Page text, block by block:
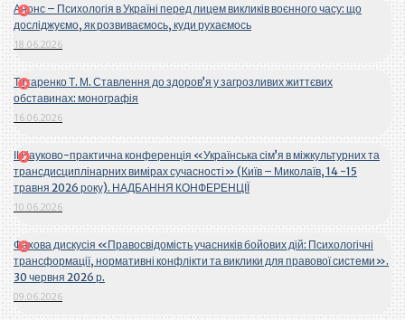
Анонс – Психологія в Україні перед лицем викликів воєнного часу: що
досліджуємо, як розвиваємось, куди рухаємось
18.06.2026
Титаренко Т. М. Ставлення до здоров’я у загрозливих життєвих
обставинах: монографія
16.06.2026
ІІ Науково-практична конференція «Українська сім’я в міжкультурних та
трансдисциплінарних вимірах сучасності» (Київ – Миколаїв, 14 -15
травня 2026 року). НАДБАННЯ КОНФЕРЕНЦІЇ
10.06.2026
Фахова дискусія «Правосвідомість учасників бойових дій: Психологічні
трансформації, нормативні конфлікти та виклики для правової системи».
30 червня 2026 р.
09.06.2026